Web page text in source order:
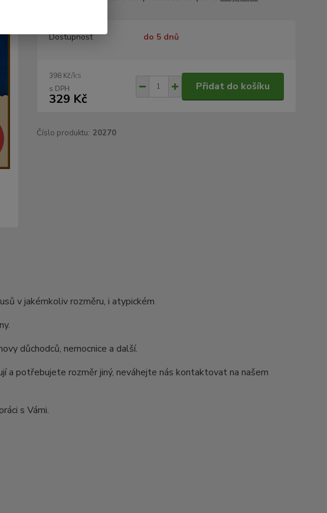
Dostupnost do 5 dnů
398 Kč/ks
329 Kč
Přidat do košíku
Číslo produktu: 20270
v jakémkoliv rozměru, i atypickém
důchodců, nemocnice a další.
a potřebujete rozměr jiný, neváhejte nás kontaktovat na našem
s Vámi.